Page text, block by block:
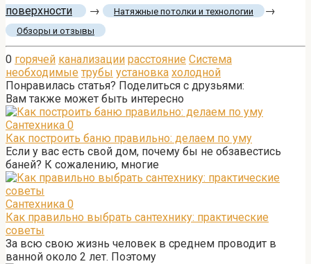
поверхности
→ Натяжные потолки и технологии →
Обзоры и отзывы
0 горячей канализации расстояние Система
необходимые трубы установка холодной
Понравилась статья? Поделиться с друзьями:
Вам также может быть интересно
Сантехника 0
Как построить баню правильно: делаем по уму
Если у вас есть свой дом, почему бы не обзавестись
баней? К сожалению, многие
Сантехника 0
Как правильно выбрать сантехнику: практические
советы
За всю свою жизнь человек в среднем проводит в
ванной около 2 лет. Поэтому